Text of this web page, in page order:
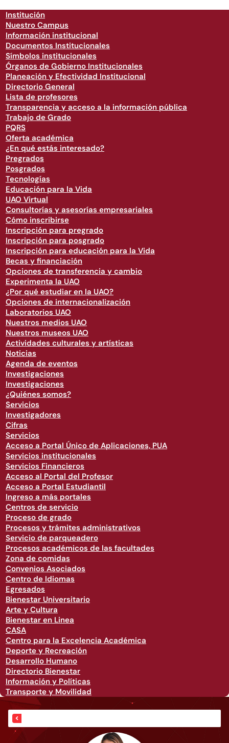
Institución
Nuestro Campus
Información institucional
Documentos Institucionales
Símbolos institucionales
Órganos de Gobierno Institucionales
Planeación y Efectividad Institucional
Directorio General
Lista de profesores
Transparencia y acceso a la información pública
Trabajo de Grado
PQRS
Oferta académica
¿En qué estás interesado?
Pregrados
Posgrados
Tecnologías
Educación para la Vida
UAO Virtual
Consultorías y asesorías empresariales
Cómo inscribirse
Inscripción para pregrado
Inscripción para posgrado
Inscripción para educación para la Vida
Becas y financiación
Opciones de transferencia y cambio
Experimenta la UAO
¿Por qué estudiar en la UAO?
Opciones de internacionalización
Laboratorios UAO
Nuestros medios UAO
Nuestros museos UAO
Actividades culturales y artísticas
Noticias
Agenda de eventos
Investigaciones
Investigaciones
¿Quiénes somos?
Servicios
Investigadores
Cifras
Servicios
Acceso a Portal Único de Aplicaciones, PUA
Servicios institucionales
Servicios Financieros
Acceso al Portal del Profesor
Acceso a Portal Estudiantil
Ingreso a más portales
Centros de servicio
Proceso de grado
Procesos y trámites administrativos
Servicio de parqueadero
Procesos académicos de las facultades
Zona de comidas
Convenios Asociados
Centro de Idiomas
Egresados
Bienestar Universitario
Arte y Cultura
Bienestar en Linea
CASA
Centro para la Excelencia Académica
Deporte y Recreación
Desarrollo Humano
Directorio Bienestar
Información y Políticas
Transporte y Movilidad